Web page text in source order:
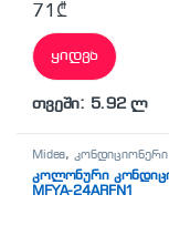
71 ₾
ყიდვა
თვეში: 5.92 ლ
Midea,კონდიციონერი
კოლონური
MFYA-24ARFN1